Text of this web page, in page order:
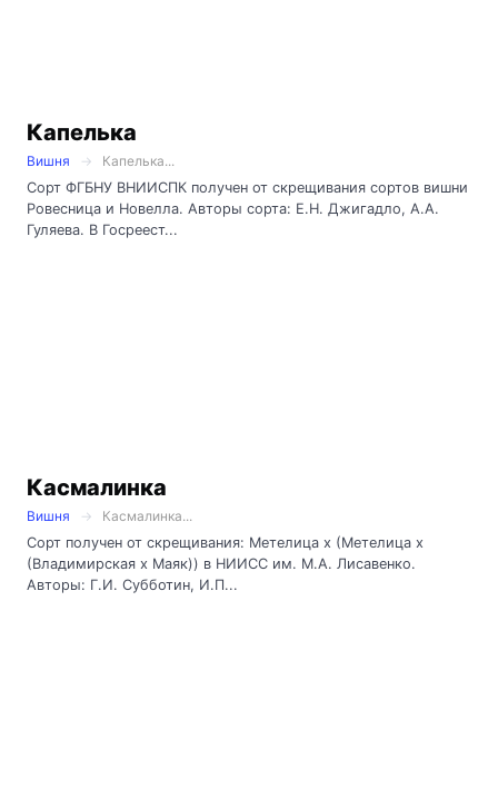
Капелька
Вишня
Капелька...
Сорт ФГБНУ ВНИИСПК получен от скрещивания сортов вишни
Ровесница и Новелла. Авторы сорта: Е.Н. Джигадло, А.А.
Гуляева. В Госреест...
Касмалинка
Вишня
Касмалинка...
Сорт получен от скрещивания: Метелица х (Метелица х
(Владимирская х Маяк)) в НИИСС им. М.А. Лисавенко.
Авторы: Г.И. Субботин, И.П...